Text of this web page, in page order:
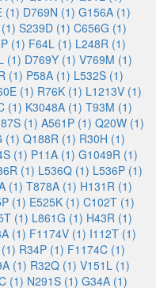
(1) D769N (1) G156A (1)
S239D (1) C656G (1)
(1) F64L (1) L248R (1)
(1) D769Y (1) V769M (1)
(1) P58A (1) L532S (1)
(1) R76K (1) L1213V (1)
(1) K3048A (1) T93M (1)
(1) A561P (1) Q20W (1)
(1) Q188R (1) R30H (1)
(1) P11A (1) G1049R (1)
(1) L536Q (1) L536P (1)
(1) T878A (1) H131R (1)
(1) E525K (1) C102T (1)
(1) L861G (1) H43R (1)
(1) F1174V (1) I112T (1)
R34P (1) F1174C (1)
(1) R32Q (1) V151L (1)
(1) N291S (1) G34A (1)